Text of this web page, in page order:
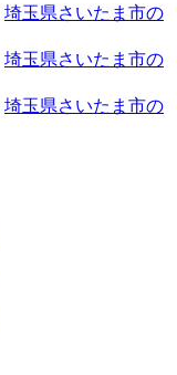
埼玉県さいたま市の
埼玉県さいたま市の
埼玉県さいたま市の